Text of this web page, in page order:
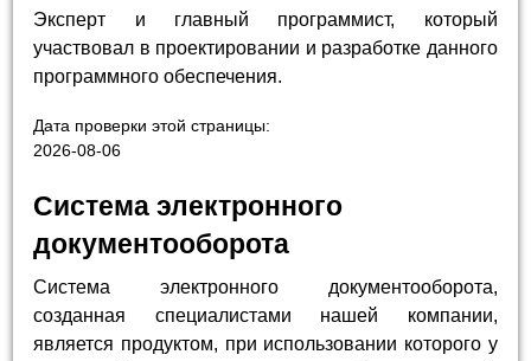
Эксперт и главный программист, который
участвовал в проектировании и разработке данного
программного обеспечения.
Дата проверки этой страницы:
2026-08-06
Система электронного
документооборота
Система электронного документооборота,
созданная специалистами нашей компании,
является продуктом, при использовании которого у